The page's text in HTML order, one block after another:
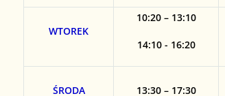
WTOREK
10:20 – 13:10
14:10 - 16:20
ŚRODA 13:30 – 17:30